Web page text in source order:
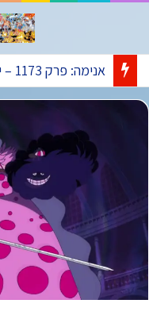
אנימה: פרק 1173 – ישודר בתאריך 09.08.